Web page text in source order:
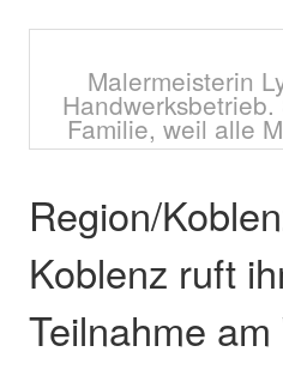
Malermeisterin
Familie, weil alle
Region/
Koblenz ruft
Teilnahme